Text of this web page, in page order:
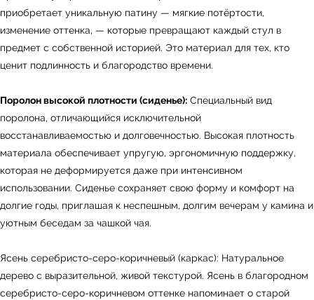
приобретает уникальную патину — мягкие потёртости,
изменение оттенка, — которые превращают каждый стул в
предмет с собственной историей. Это материал для тех, кто
ценит подлинность и благородство времени.
Поролон высокой плотности (сиденье): Специальный вид
поролона, отличающийся исключительной
восстанавливаемостью и долговечностью. Высокая плотность
материала обеспечивает упругую, эргономичную поддержку,
которая не деформируется даже при интенсивном
использовании. Сиденье сохраняет свою форму и комфорт на
долгие годы, приглашая к неспешным, долгим вечерам у камина и
уютным беседам за чашкой чая.
Ясень серебристо-серо-коричневый (каркас): Натуральное
дерево с выразительной, живой текстурой. Ясень в благородном
серебристо-серо-коричневом оттенке напоминает о старой
УЗНАТЬ ПОДРОБНЕЕ